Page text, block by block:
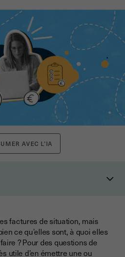
AVEC L'IA
d'avancement ?
une facture de situation et une
factures de situation, mais
ce qu’elles sont, à quoi elles
? Pour des questions de
utile d’en émettre une ou